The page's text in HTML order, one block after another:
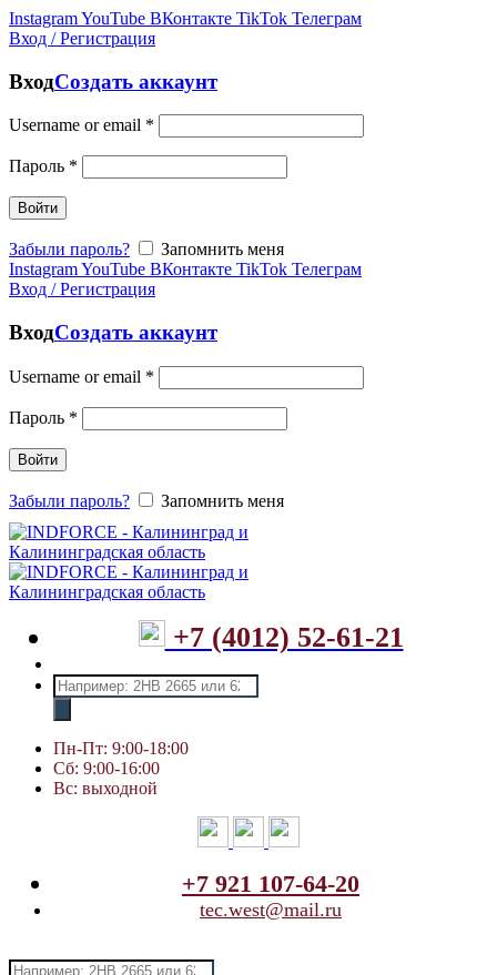
InstagramYouTube ВКонтакте TikTok Телеграм
Вход / Регистрация
ВходСоздать аккаунт
Username or email *
Пароль *
Войти
Забыли пароль?
Запомнить меня
InstagramYouTube ВКонтакте TikTok Телеграм
Вход / Регистрация
ВходСоздать аккаунт
Username or email *
Пароль *
Войти
Забыли пароль? Запомнить меня
+7 (4012) 52-61-21
Поиск
товаров
Пн-Пт: 9:00-18:00
Сб: 9:00-16:00
Вс: выходной
+7 921 107-64-20
tec.west@mail.ru
Поиск